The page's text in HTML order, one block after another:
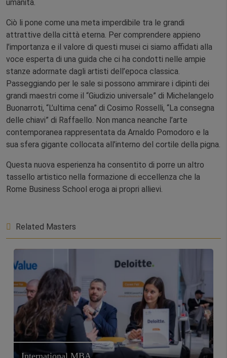
umanità.
Ciò li pone come una meta imperdibile tra le grandi
attrattive della città eterna. Per comprendere appieno
l’importanza e il valore di questi musei ci siamo affidati alla
voce esperta di una guida che ci ha condotti nelle ampie
stanze adorrnate dagli artisti dell’epoca classica.
Passeggiando per le sale si possono ammirare i dipinti dei
grandi maestri come il “Giudizio universale” di Michelangelo
Buonarroti, “L’ultima cena” di Cosimo Rosselli, “La consegna
delle chiavi” di Raffaello. Non manca neanche l’arte
contemporanea rappresentata da Arnaldo Pomodoro e la
sua sfera gigante collocata all’interno del cortile della pigna.
Questa nuova esperienza ha consentito di porre un altro
tassello artistico nella formazione di eccellenza che la
Rome Business School eroga ai propri allievi.
Related Masters
International MBA